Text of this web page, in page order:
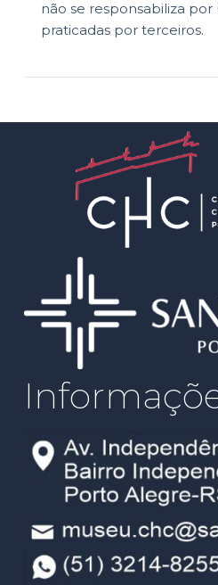
não se responsabiliza por
praticadas por terceiros.